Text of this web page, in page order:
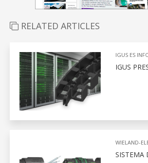
RELATED ARTICLES
IGUS ES
IGUS
WIELAND-
SISTEMA